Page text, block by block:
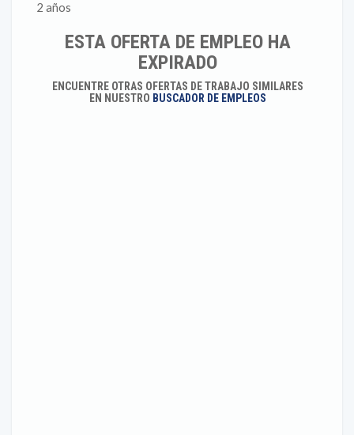
2 años
ESTA OFERTA DE EMPLEO HA
EXPIRADO
ENCUENTRE OTRAS OFERTAS DE TRABAJO SIMILARES
EN NUESTRO BUSCADOR DE EMPLEOS